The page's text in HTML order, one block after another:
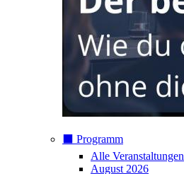
⬛️ Programm
Alle Veranstaltungen
August 2026